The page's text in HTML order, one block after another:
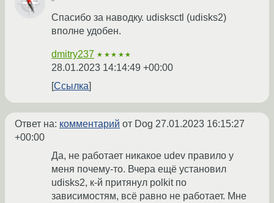
Спасибо за наводку. udisksctl (udisks2)
вполне удобен.
dmitry237 ★★★★★
28.01.2023 14:14:49 +00:00
Ссылка
Ответ на: комментарий от Dog 27.01.2023 16:15:27
+00:00
Да, не работает никакое udev правило у
меня почему-то. Вчера ещё установил
udisks2, к-й притянул polkit по
зависимостям, всё равно не работает. Мне